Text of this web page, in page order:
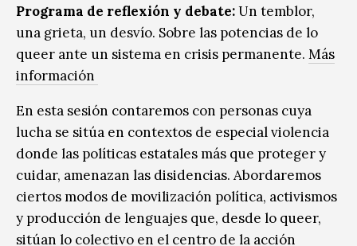
Programa de reflexión y debate:Un temblor,
una grieta, un desvío. Sobre las potencias de lo
queer ante un sistema en crisis permanente. Más
información
En esta sesión contaremos con personas cuya
lucha se sitúa en contextos de especial violencia
donde las políticas estatales más que proteger y
cuidar, amenazan las disidencias. Abordaremos
ciertos modos de movilización política, activismos
y producción de lenguajes que, desde lo queer,
sitúan lo colectivo en el centro de la acción